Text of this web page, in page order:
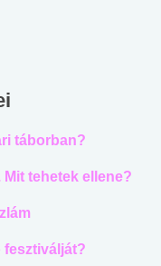
táborban?
tehetek ellene?
fesztiválját?